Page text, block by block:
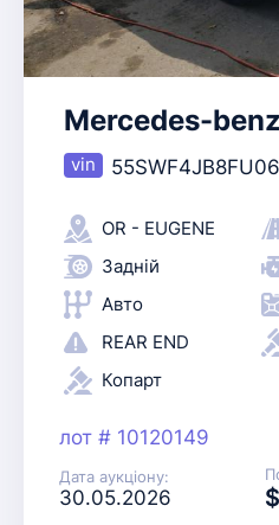
Mercedes-
OR - EUGENE
Задній
Авто
REAR END
Копарт
лот # 10120149
Дата аукціону:
30.05.2026